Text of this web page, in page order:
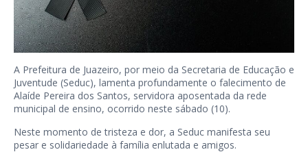
A Prefeitura de Juazeiro, por meio da Secretaria de Educação e
Juventude (Seduc), lamenta profundamente o falecimento de
Alaíde Pereira dos Santos, servidora aposentada da rede
municipal de ensino, ocorrido neste sábado (10).
Neste momento de tristeza e dor, a Seduc manifesta seu
pesar e solidariedade à família enlutada e amigos.